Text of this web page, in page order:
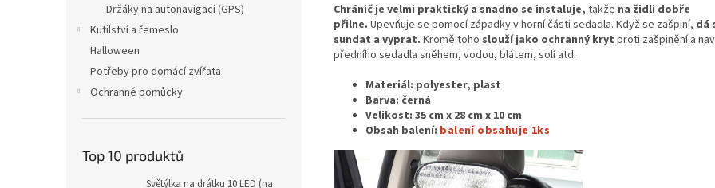
Držáky na autonavigaci (GPS)
Kutilství a řemeslo
Halloween
Potřeby pro domácí zvířata
Ochranné pomůcky
Top 10 produktů
Světýlka na drátku 10 LED (na
Chránič je velmi praktický a snadno se instaluje, takže na židli dobře
přilne. Upevňuje se pomocí západky v horní části sedadla. Když se zašpiní, dá
sundat a vyprat. Kromě toho slouží jako ochranný kryt proti zašpinění a
předního sedadla sněhem, vodou, blátem, solí atd.
Materiál: polyester, plast
Barva: černá
Velikost: 35 cm x 28 cm x 10 cm
Obsah balení: balení obsahuje 1ks